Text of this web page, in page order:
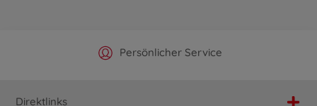
Offizieller Hersteller Shop
Persönlicher Service
Versandkostenfrei ab 25€
Schnelle Lieferung
Direktlinks